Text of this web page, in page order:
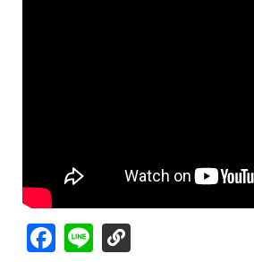
Facebook
Line